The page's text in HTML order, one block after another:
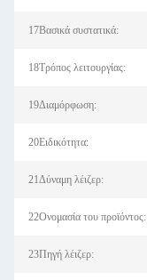
17Βασικά συστατικά:
18Τρόπος λειτουργίας:
19Διαμόρφωση:
20Ειδικότητα:
21Δύναμη λέιζερ:
22Ονομασία του προϊόντος:
23Πηγή λέιζερ: